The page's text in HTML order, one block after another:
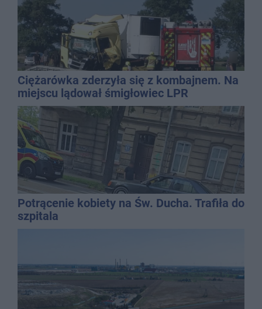
Ciężarówka zderzyła się z kombajnem. Na
miejscu lądował śmigłowiec LPR
Potrącenie kobiety na Św. Ducha. Trafiła do
szpitala